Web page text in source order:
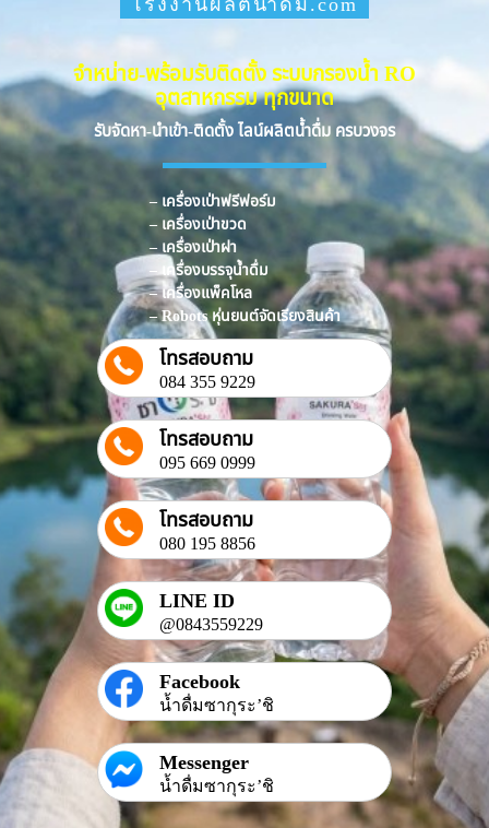
จำหน่าย-พร้อมรับติดตั้ง ระบบกรองน้ำ RO
อุตสาหกรรม ทุกขนาด
รับจัดหา-นำเข้า-ติดตั้ง ไลน์ผลิตน้ำดื่ม ครบวงจร
– เครื่องเป่าฟรีฟอร์ม
– เครื่องเป่าขวด
– เครื่องเป่าฝา
– เครื่องบรรจุน้ำดื่ม
– เครื่องแพ็คโหล
– Robots หุ่นยนต์จัดเรียงสินค้า
โทรสอบถาม
084 355 9229
โทรสอบถาม
095 669 0999
โทรสอบถาม
080 195 8856
LINE ID
@0843559229
Facebook
น้ำดื่มซากุระ’ชิ
Messenger
น้ำดื่มซากุระ’ชิ